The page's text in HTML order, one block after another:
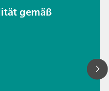
gemäß